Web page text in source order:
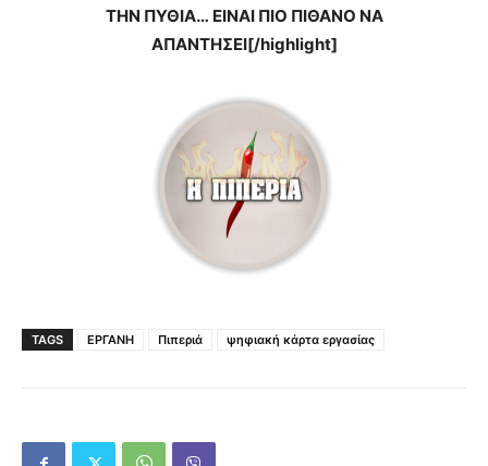
ΤΗΝ ΠΥΘΙΑ… ΕΙΝΑΙ ΠΙΟ ΠΙΘΑΝΟ ΝΑ
ΑΠΑΝΤΗΣΕΙ[/highlight]
TAGS ΕΡΓΑΝΗ Πιπεριά ψηφιακή κάρτα εργασίας